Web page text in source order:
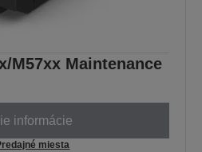
M57xx Maintenance
informácie
miesta